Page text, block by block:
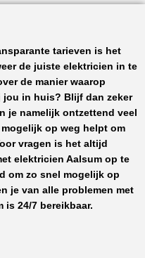
tarieven is het
de juiste elektricien in te
de manier waarop
jou in huis? Blijf dan zeker
je namelijk ontzettend veel
op weg helpt om
vragen is het altijd
elektricien Aalsum op te
om zo snel mogelijk op
je van alle problemen met
is 24/7 bereikbaar.